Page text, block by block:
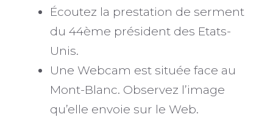
Écoutez la prestation de serment
du 44ème président des Etats-
Unis.
Une Webcam est située face au
Mont-Blanc. Observez l’image
qu’elle envoie sur le Web.